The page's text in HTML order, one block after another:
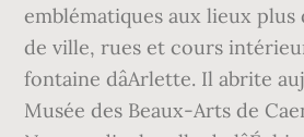
emblématiques aux lieux plus
de ville, rues et cours
fontaine dâArlette. Il abrite
Musée des Beaux-Arts de